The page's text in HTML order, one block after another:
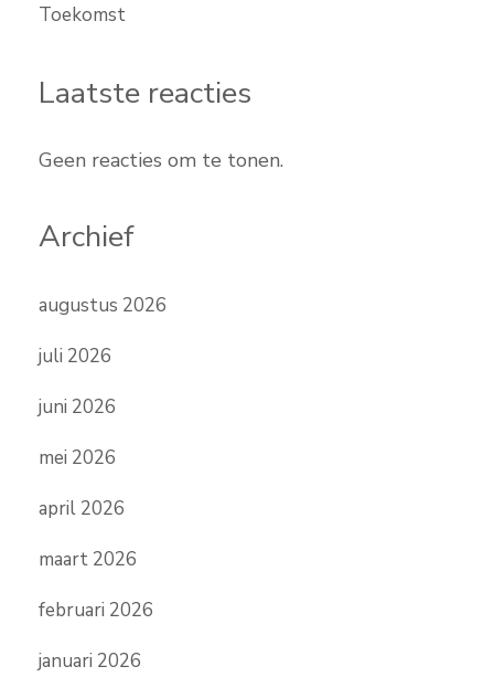
Toekomst
Laatste reacties
Geen reacties om te tonen.
Archief
augustus 2026
juli 2026
juni 2026
mei 2026
april 2026
maart 2026
februari 2026
januari 2026